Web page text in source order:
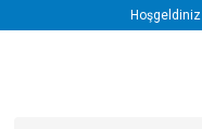
Hoşgeldiniz